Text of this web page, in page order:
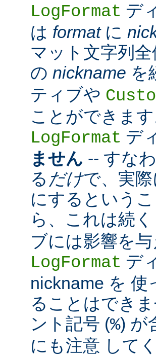
LogFormat デ
は formatに
マット文字列
の nickname を
ティブや
ことができま
LogFormat デ
ません -- すな
る だけで、実
にするという
ら、これは続く
ブには影響を
LogFormat デ
nickname を 使
ることはでき
ント記号 (%) が
にも注意 して